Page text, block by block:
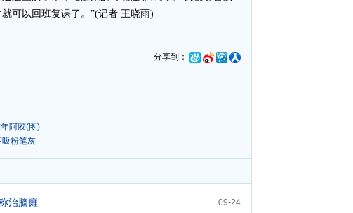
可以回班复课了。”(记者 王晓雨)
分享到：
阿胶(图)
粉笔灰
09-24
治脑瘫